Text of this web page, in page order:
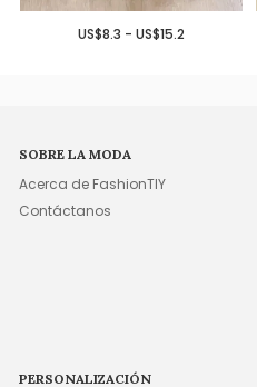
US$8.3 - US$15.2
SOBRE LA MODA
Acerca de FashionTIY
Contáctanos
PERSONALIZACIÓN